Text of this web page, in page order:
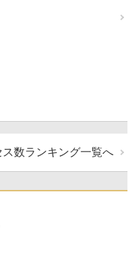
ス数ランキング一覧へ